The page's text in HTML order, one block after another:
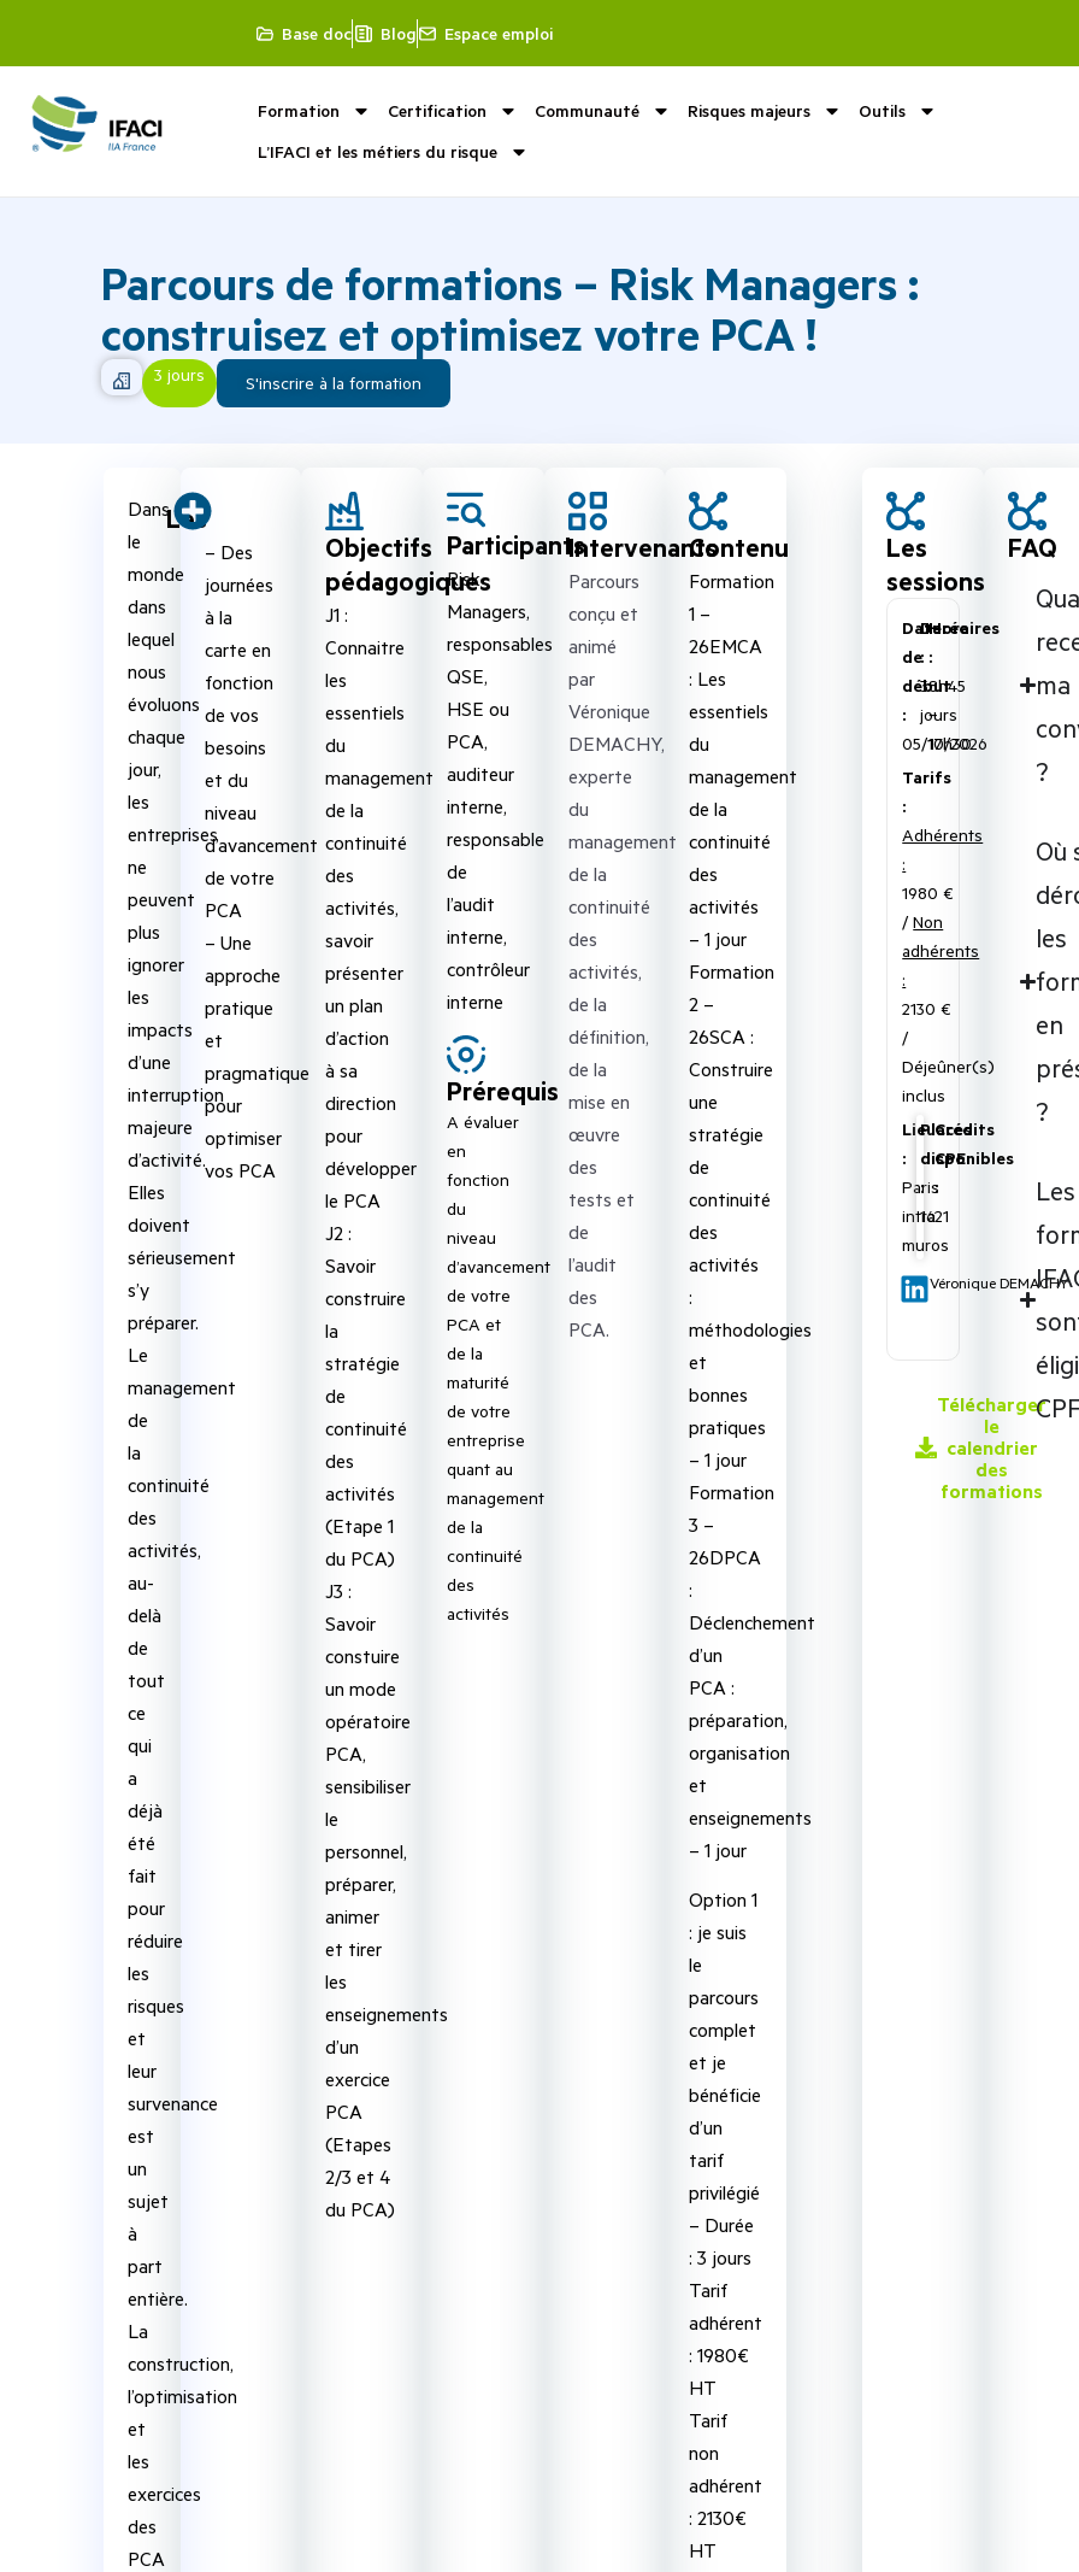
Base doc Blog Espace emploi
Formation Certification Communauté Risques majeurs
Outils
L’IFACI et les métiers du risque
Parcours de formations – Risk Managers :
construisez et optimisez votre PCA !
3 jours S'inscrire à la formation
Dans
le
monde
dans
lequel
nous
évoluons
chaque
jour,
les
entreprises
ne
peuvent
plus
ignorer
les
impacts
d’une
interruption
majeure
d’activité.
Elles
doivent
sérieusement
s’y
préparer.
Le
management
de
la
continuité
des
activités,
au-
delà
de
tout
ce
qui
a
déjà
été
fait
pour
réduire
les
risques
et
leur
survenance
est
un
sujet
à
part
entière.
La
construction,
l’optimisation
et
les
exercices
des
PCA
Les
– Des
journées
à la
carte en
fonction
de vos
besoins
et du
niveau
d’avancement
de votre
PCA
– Une
approche
pratique
et
pragmatique
pour
optimiser
vos PCA
Objectifs
pédagogiques
J1 :
Connaitre
les
essentiels
du
management
de la
continuité
des
activités,
savoir
présenter
un plan
d’action
à sa
direction
pour
développer
le PCA
J2 :
Savoir
construire
la
stratégie
de
continuité
des
activités
(Etape 1
du PCA)
J3 :
Savoir
constuire
un mode
opératoire
PCA,
sensibiliser
le
personnel,
préparer,
animer
et tirer
les
enseignements
d’un
exercice
PCA
(Etapes
2/3 et 4
du PCA)
Participants
Risk
Managers,
responsables
QSE,
HSE ou
PCA,
auditeur
interne,
responsable
de
l’audit
interne,
contrôleur
interne
Prérequis
A évaluer
en
fonction
du
niveau
d’avancement
de votre
PCA et
de la
maturité
de votre
entreprise
quant au
management
de la
continuité
des
activités
Intervenants
Parcours
conçu et
animé
par
Véronique
DEMACHY,
experte
du
management
de la
continuité
des
activités,
de la
définition,
de la
mise en
œuvre
des
tests et
de
l’audit
des
PCA.
Contenu
Formation
1 –
26EMCA
: Les
essentiels
du
management
de la
continuité
des
activités
– 1 jour
Formation
2 –
26SCA :
Construire
une
stratégie
de
continuité
des
activités
:
méthodologies
et
bonnes
pratiques
– 1 jour
Formation
3 –
26DPCA
:
Déclenchement
d’un
PCA :
préparation,
organisation
et
enseignements
– 1 jour
Option 1
: je suis
le
parcours
complet
et je
bénéficie
d’un
tarif
privilégié
– Durée
: 3 jours
Tarif
adhérent
: 1980€
HT
Tarif
non
adhérent
: 2130€
HT
Les
sessions
Date
de
début
:
05/10/2026
Durée
:
3
jours
Horaires
:
8h45
–
17h30
Tarifs
:
Adhérents
:
1980 €
/Non
adhérents
:
2130 €
/
Déjeûner(s)
inclus
Lieu
:
Paris
intra
muros
Places
disponibles
:
16
Crédits
CPE
:
21
Véronique DEMACHY
Télécharger
le
calendrier
des
formations
FAQ
ma
?
Où
les
en
?
Les